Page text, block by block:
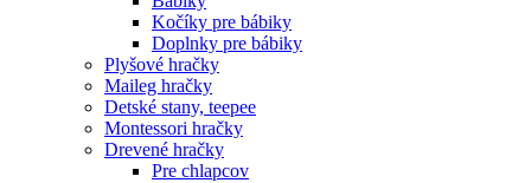
Kočíky pre bábiky
Doplnky pre bábiky
Plyšové hračky
Maileg hračky
Detské stany, teepee
Montessori hračky
Drevené hračky
Pre chlapcov